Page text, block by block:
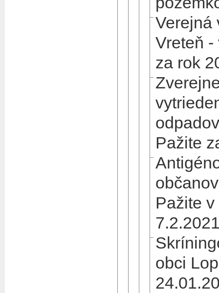
Verejná
Vreteň -
za rok
Pažite
Pažite
obci